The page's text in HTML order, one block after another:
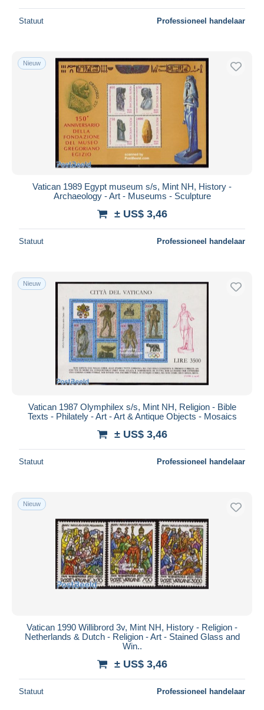
Statuut Professioneel handelaar
Nieuw
Vatican 1989 Egypt museum s/s, Mint NH, History -
Archaeology - Art - Museums - Sculpture
± US$ 3,46
Statuut Professioneel handelaar
Nieuw
Vatican 1987 Olymphilex s/s, Mint NH, Religion - Bible
Texts - Philately - Art - Art & Antique Objects - Mosaics
± US$ 3,46
Statuut Professioneel handelaar
Nieuw
Vatican 1990 Willibrord 3v, Mint NH, History - Religion -
Netherlands & Dutch - Religion - Art - Stained Glass and
Win..
± US$ 3,46
Statuut Professioneel handelaar